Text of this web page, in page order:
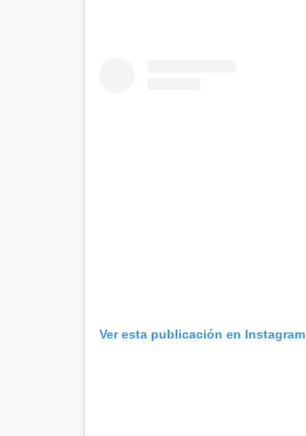
Ver esta publicación en Instagram